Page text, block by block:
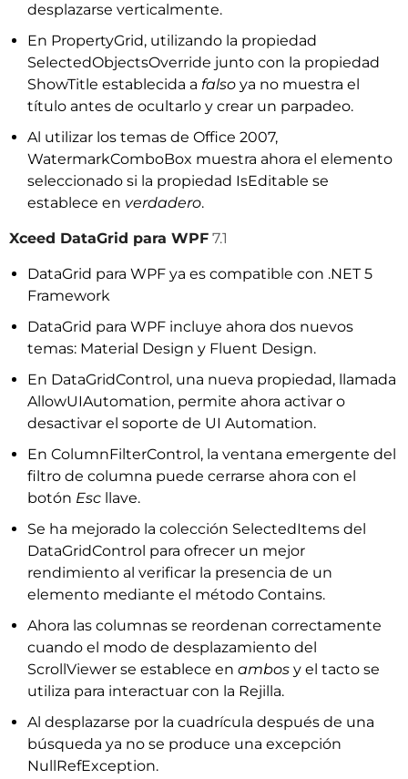
desplazarse verticalmente.
En PropertyGrid, utilizando la propiedad
SelectedObjectsOverride junto con la propiedad
ShowTitle establecida a falso ya no muestra el
título antes de ocultarlo y crear un parpadeo.
Al utilizar los temas de Office 2007,
WatermarkComboBox muestra ahora el elemento
seleccionado si la propiedad IsEditable se
establece en verdadero.
Xceed DataGrid para WPF 7.1
DataGrid para WPF ya es compatible con .NET 5
Framework
DataGrid para WPF incluye ahora dos nuevos
temas: Material Design y Fluent Design.
En DataGridControl, una nueva propiedad, llamada
AllowUIAutomation, permite ahora activar o
desactivar el soporte de UI Automation.
En ColumnFilterControl, la ventana emergente del
filtro de columna puede cerrarse ahora con el
botón Esc llave.
Se ha mejorado la colección SelectedItems del
DataGridControl para ofrecer un mejor
rendimiento al verificar la presencia de un
elemento mediante el método Contains.
Ahora las columnas se reordenan correctamente
cuando el modo de desplazamiento del
ScrollViewer se establece en ambos y el tacto se
utiliza para interactuar con la Rejilla.
Al desplazarse por la cuadrícula después de una
búsqueda ya no se produce una excepción
NullRefException.